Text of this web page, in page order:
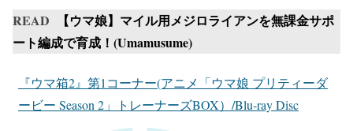
READ
【ウマ娘】マイル用メジロライアンを無課金サポ
ート編成で育成！(Umamusume)
『ウマ箱2』第1コーナー(アニメ「ウマ娘 プリティーダ
ービー Season 2」トレーナーズBOX）/Blu-ray Disc